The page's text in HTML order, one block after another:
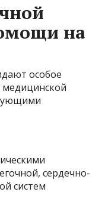
на
особое
сердечно-
систем